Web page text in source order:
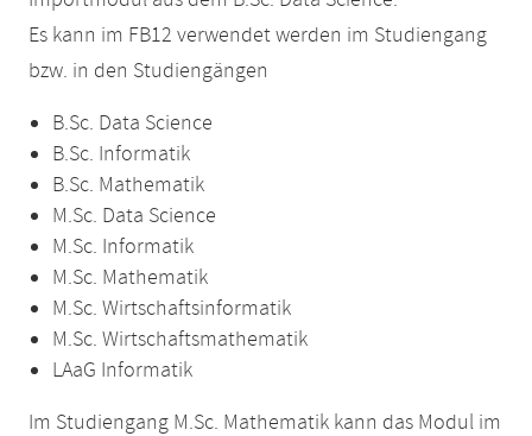
Es kann im FB12 verwendet werden im Studiengang
bzw. in den Studiengängen
B.Sc. Data Science
B.Sc. Informatik
B.Sc. Mathematik
M.Sc. Data Science
M.Sc. Informatik
M.Sc. Mathematik
M.Sc. Wirtschaftsinformatik
M.Sc. Wirtschaftsmathematik
LAaG Informatik
Im Studiengang M.Sc. Mathematik kann das Modul im